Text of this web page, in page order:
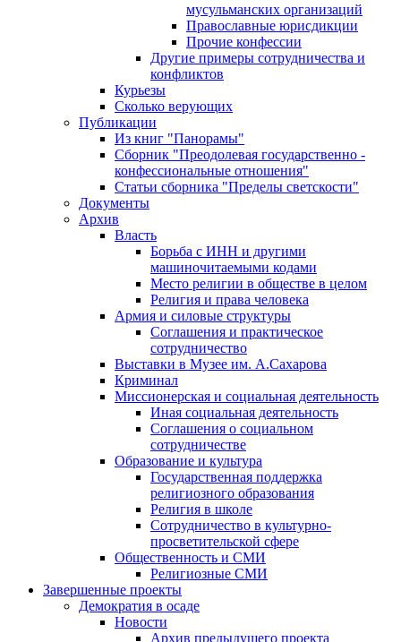
мусульманских организаций
Православные юрисдикции
Прочие конфессии
Другие примеры сотрудничества и
конфликтов
Курьезы
Сколько верующих
Публикации
Из книг "Панорамы"
Сборник "Преодолевая государственно -
конфессиональные отношения"
Статьи сборника "Пределы светскости"
Документы
Архив
Власть
Борьба с ИНН и другими
машиночитаемыми кодами
Место религии в обществе в целом
Религия и права человека
Армия и силовые структуры
Соглашения и практическое
сотрудничество
Выставки в Музее им. А.Сахарова
Криминал
Миссионерская и социальная деятельность
Иная социальная деятельность
Соглашения о социальном
сотрудничестве
Образование и культура
Государственная поддержка
религиозного образования
Религия в школе
Сотрудничество в культурно-
просветительской сфере
Общественность и СМИ
Религиозные СМИ
Завершенные проекты
Демократия в осаде
Новости
Архив предыдущего проекта